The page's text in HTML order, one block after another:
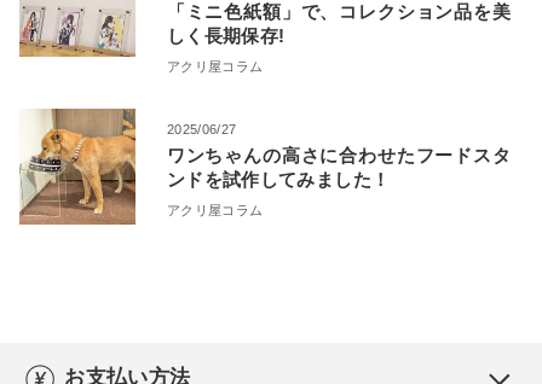
「ミニ色紙額」で、コレクション品を美
しく長期保存!
アクリ屋コラム
2025/06/27
ワンちゃんの高さに合わせたフードスタ
ンドを試作してみました！
アクリ屋コラム
お支払い方法